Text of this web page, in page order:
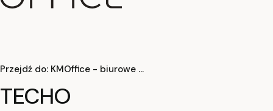
Przejdź do: KMOffice - biurowe meble nowe , używane, poleasingowe - wynajem sprzedaż
TECHO